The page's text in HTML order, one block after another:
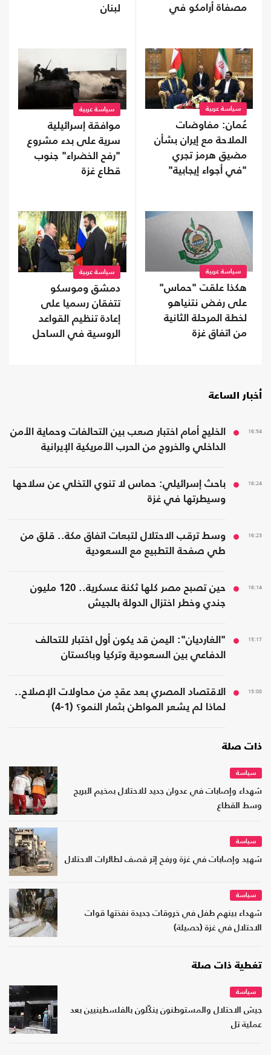
مصفاة أرامكو في
لبنان
سياسة عربية
عُمان: مفاوضات
الملاحة مع إيران بشأن
مضيق هرمز تجري
"في أجواء إيجابية"
سياسة عربية
موافقة إسرائيلية
سرية على بدء مشروع
"رفح الخضراء" جنوب
قطاع غزة
سياسة عربية
هكذا علقت "حماس"
على رفض نتنياهو
لخطة المرحلة الثانية
من اتفاق غزة
سياسة عربية
دمشق وموسكو
تتفقان رسميا على
إعادة تنظيم القواعد
الروسية في الساحل
أخبار الساعة
16:54
الخليج أمام اختبار صعب بين التحالفات وحماية الأمن
الداخلي والخروج من الحرب الأمريكية الإيرانية
16:24
باحث إسرائيلي: حماس لا تنوي التخلي عن سلاحها
وسيطرتها في غزة
16:23
وسط ترقب الاحتلال لتبعات اتفاق مكة.. قلق من
طي صفحة التطبيع مع السعودية
16:14
حين تصبح مصر كلها ثكنة عسكرية.. 120 مليون
جندي وخطر اختزال الدولة بالجيش
15:17
"الغارديان": اليمن قد يكون أول اختبار للتحالف
الدفاعي بين السعودية وتركيا وباكستان
15:08
الاقتصاد المصري بعد عقدٍ من محاولات الإصلاح..
لماذا لم يشعر المواطن بثمار النمو؟ (1-4)
ذات صلة
سياسة
شهداء وإصابات في عدوان جديد للاحتلال بمخيم البريج
وسط القطاع
سياسة
شهيد وإصابات في غزة ورفح إثر قصف لطائرات الاحتلال
سياسة
شهداء بينهم طفل في خروقات جديدة نفذتها قوات
الاحتلال في غزة (حصيلة)
تغطية ذات صلة
سياسة
جيش الاحتلال والمستوطنون ينكّلون بالفلسطينيين بعد
عملية تل